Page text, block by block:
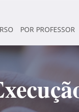
POR PROFESSOR